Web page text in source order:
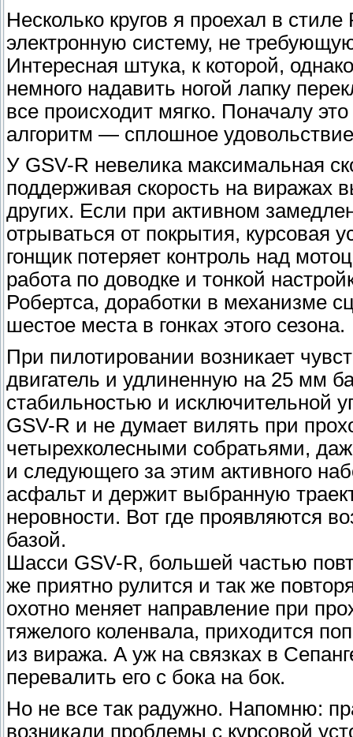
Несколько кругов я проехал в
электронную систему, не
Интересная штука, к которой,
немного надавить ногой лапку
все происходит мягко. Поначалу
алгоритм — сплошное
У GSV-R невелика максимальная
поддерживая скорость на виражах
других. Если при активном
отрываться от покрытия, курсовая
гонщик потеряет контроль над
работа по доводке и тонкой
Робертса, доработки в механизме
шестое места в гонках этого сезона.
При пилотировании возникает
двигатель и удлиненную на 25 мм
стабильностью и исключительной
GSV-R и не думает вилять при
четырехколесными собратьями,
и следующего за этим активного
асфальт и держит выбранную
неровности. Вот где проявляются
базой.
Шасси GSV-R, большей частью
же приятно рулится и так же
охотно меняет направление при
тяжелого коленвала, приходится
из виража. А уж на связках в
перевалить его с бока на бок.
Но не все так радужно. Напомню:
возникали проблемы с курсовой